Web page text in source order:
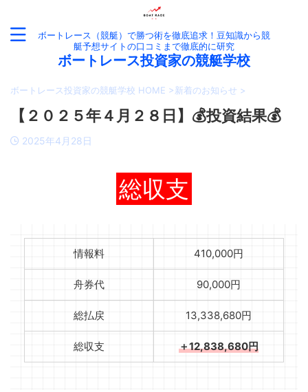
ボートレース（競艇）で勝つ術を徹底追求！豆知識から競
艇予想サイトの口コミまで徹底的に研究
ボートレース投資家の競艇学校
ボートレース投資家の競艇学校 HOME >新着のお知らせ >
【２０２５年４月２８日】💰投資結果💰
2025年4月28日
総収支
情報料 410,000円
舟券代 90,000円
総払戻 13,338,680円
総収支 ＋12,838,680円